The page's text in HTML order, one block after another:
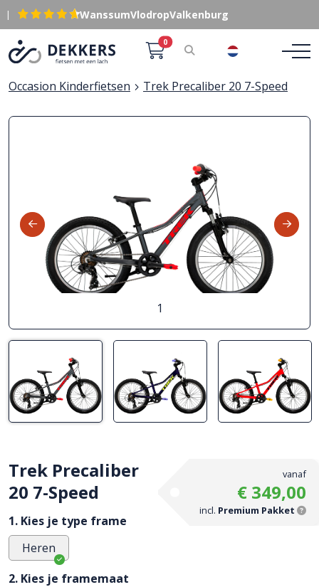
| WanssumVlodropValkenburg
0
Occasion Kinderfietsen Trek Precaliber 20 7-Speed
1
Trek Precaliber
20 7-Speed
vanaf
€ 349,00
incl. Premium Pakket
1. Kies je type frame
Heren
2. Kies je framemaat